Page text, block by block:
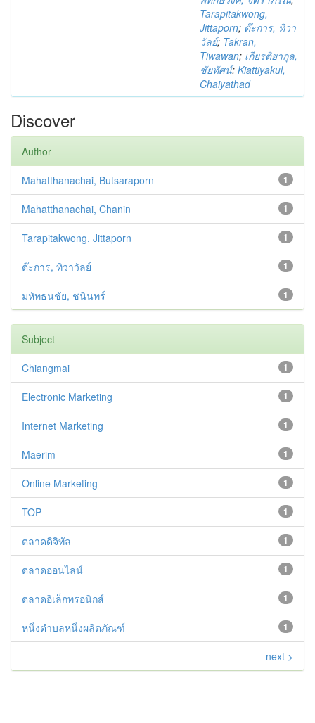
Tarapitakwong,
Jittaporn; ต๊ะการ, ทิวา
วัลย์; Takran,
Tiwawan; เกียรติยากุล,
ชัยทัศน์; Kiattiyakul,
Chaiyathad
Discover
Author
1
Mahatthanachai, Butsaraporn
1
Mahatthanachai, Chanin
1
Tarapitakwong, Jittaporn
1
ต๊ะการ, ทิวาวัลย์
1
มหัทธนชัย, ชนินทร์
Subject
1
Chiangmai
1
Electronic Marketing
1
Internet Marketing
1
Maerim
1
Online Marketing
1
TOP
1
ตลาดดิจิทัล
1
ตลาดออนไลน์
1
ตลาดอิเล็กทรอนิกส์
1
หนึ่งตำบลหนึ่งผลิตภัณฑ์
next >